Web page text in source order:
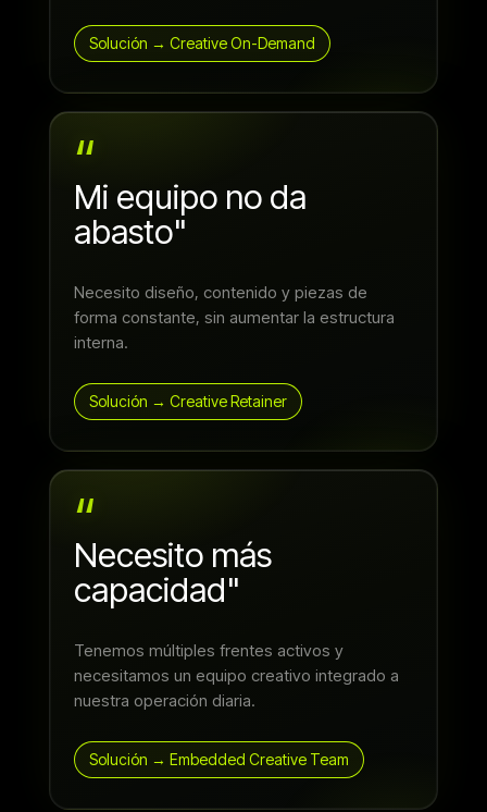
Solución → Creative On-Demand
“
Mi equipo no da
abasto"
Necesito diseño, contenido y piezas de
forma constante, sin aumentar la estructura
interna.
Solución → Creative Retainer
“
Necesito más
capacidad"
Tenemos múltiples frentes activos y
necesitamos un equipo creativo integrado a
nuestra operación diaria.
Solución → Embedded Creative Team